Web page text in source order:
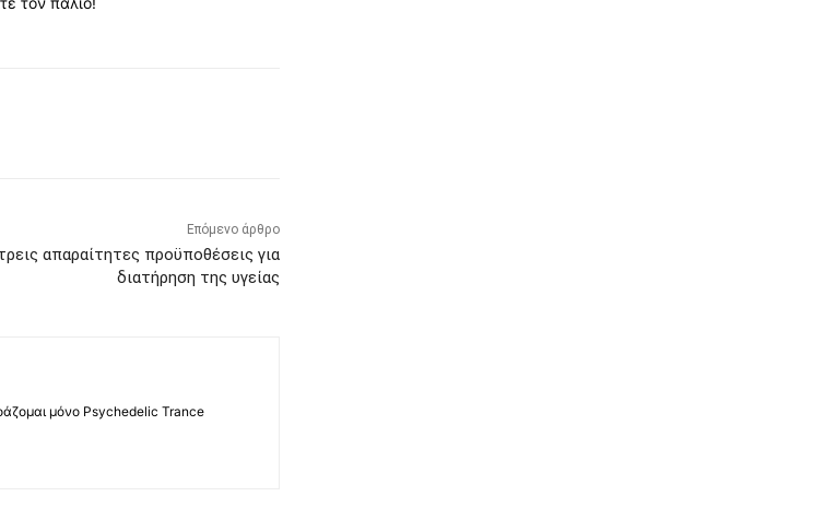
Επόμενο άρθρο
απαραίτητες προϋποθέσεις για
διατήρηση της υγείας
μόνο Psychedelic Trance